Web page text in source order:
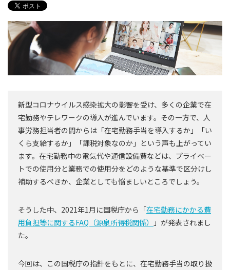
新型コロナウイルス感染拡大の影響を受け、多くの企業で在
宅勤務やテレワークの導入が進んでいます。その一方で、人
事労務担当者の間からは「在宅勤務手当を導入するか」「い
くら支給するか」「課税対象なのか」という声も上がってい
ます。在宅勤務中の電気代や通信設備費などは、プライベー
トでの使用分と業務での使用分をどのような基準で区分けし
補助するべきか、企業としても悩ましいところでしょう。
そうした中、2021年1月に国税庁から「在宅勤務にかかる費
用負担等に関するFAQ（源泉所得税関係）
」が発表されまし
た。
今回は、この国税庁の指針をもとに、在宅勤務手当の取り扱